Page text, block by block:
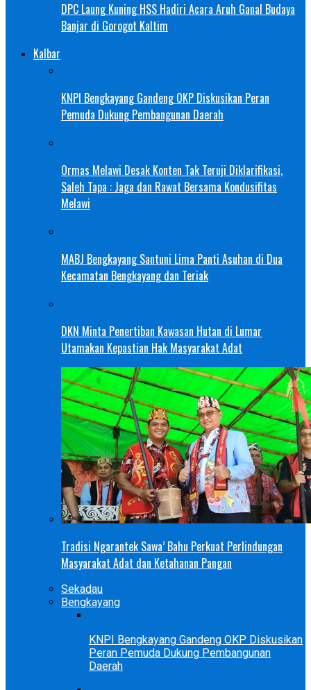
DPC Laung Kuning HSS Hadiri Acara Aruh Ganal Budaya
Banjar di Gorogot Kaltim
Kalbar
KNPI Bengkayang Gandeng OKP Diskusikan Peran
Pemuda Dukung Pembangunan Daerah
Ormas Melawi Desak Konten Tak Teruji Diklarifikasi,
Saleh Tapa : Jaga dan Rawat Bersama Kondusifitas
Melawi
MABJ Bengkayang Santuni Lima Panti Asuhan di Dua
Kecamatan Bengkayang dan Teriak
DKN Minta Penertiban Kawasan Hutan di Lumar
Utamakan Kepastian Hak Masyarakat Adat
Tradisi Ngarantek Sawa’ Bahu Perkuat Perlindungan
Masyarakat Adat dan Ketahanan Pangan
Sekadau
Bengkayang
KNPI Bengkayang Gandeng OKP Diskusikan
Peran Pemuda Dukung Pembangunan
Daerah